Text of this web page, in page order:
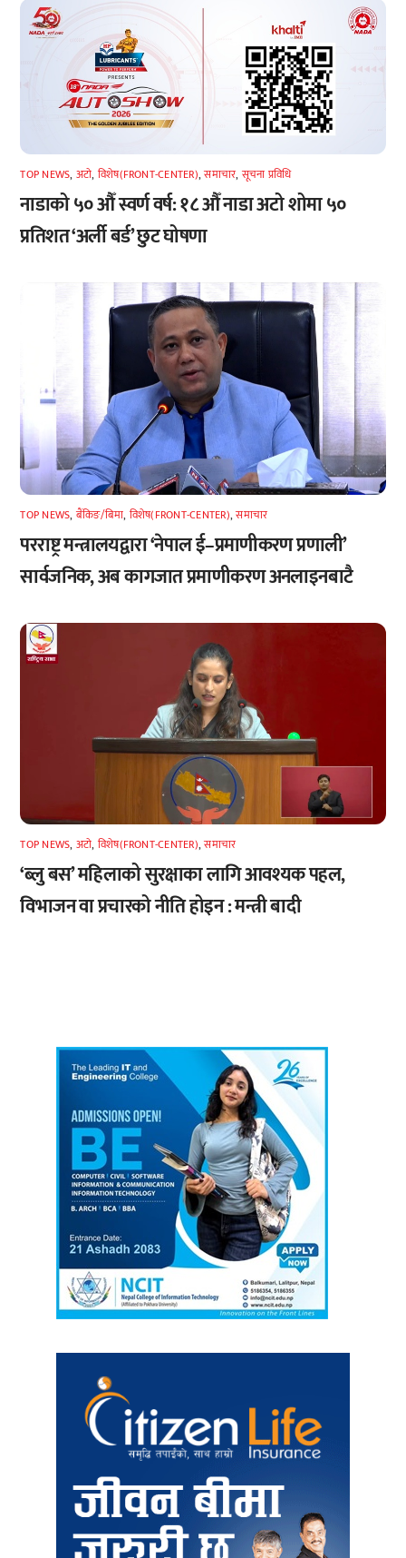
TOP NEWS, अटाे, विशेष(FRONT-CENTER),समाचार, सूचना प्रविधि
नाडाको ५० औँ स्वर्ण वर्ष: १८ औँ नाडा अटो शोमा ५०
प्रतिशत ‘अर्ली बर्ड’ छुट घोषणा
TOP NEWS, बैंकिङ/बिमा, विशेष(FRONT-CENTER),समाचार
परराष्ट्र मन्त्रालयद्वारा ‘नेपाल ई–प्रमाणीकरण प्रणाली’
सार्वजनिक, अब कागजात प्रमाणीकरण अनलाइनबाटै
TOP NEWS, अटाे, विशेष(FRONT-CENTER),समाचार
‘ब्लु बस’ महिलाको सुरक्षाका लागि आवश्यक पहल,
विभाजन वा प्रचारको नीति होइन : मन्त्री बादी